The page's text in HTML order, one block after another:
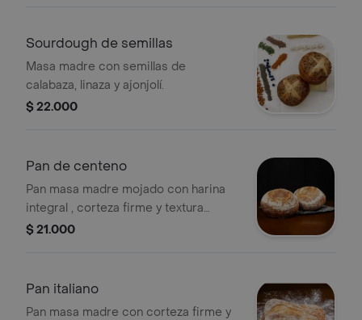
Sourdough de semillas
Masa madre con semillas de
calabaza, linaza y ajonjolí.
$ 22.000
Pan de centeno
Pan masa madre mojado con harina
integral , corteza firme y textura
suave.
$ 21.000
Pan italiano
Pan masa madre con corteza firme y